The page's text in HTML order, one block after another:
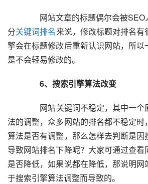
分关键词排名来说，修改标题对排名
擎会在标题修改后重新认识网站，所
是不会轻易修改的。
6、搜索引擎算法改变
法的调整，众多网站的排名都不稳定
算法是否有调整，那么怎样去判断是
导致网站排名下降呢？大家可通过查
是否降低，如果说都在降低，那说明
于搜索引擎算法调整而导致的。